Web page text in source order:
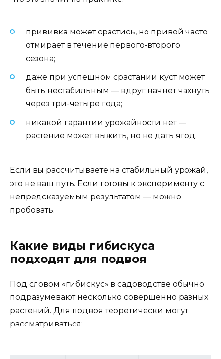
прививка может срастись, но привой часто
отмирает в течение первого-второго
сезона;
даже при успешном срастании куст может
быть нестабильным — вдруг начнет чахнуть
через три-четыре года;
никакой гарантии урожайности нет —
растение может выжить, но не дать ягод.
Если вы рассчитываете на стабильный урожай,
это не ваш путь. Если готовы к эксперименту с
непредсказуемым результатом — можно
пробовать.
Какие виды гибискуса
подходят для подвоя
Под словом «гибискус» в садоводстве обычно
подразумевают несколько совершенно разных
растений. Для подвоя теоретически могут
рассматриваться: